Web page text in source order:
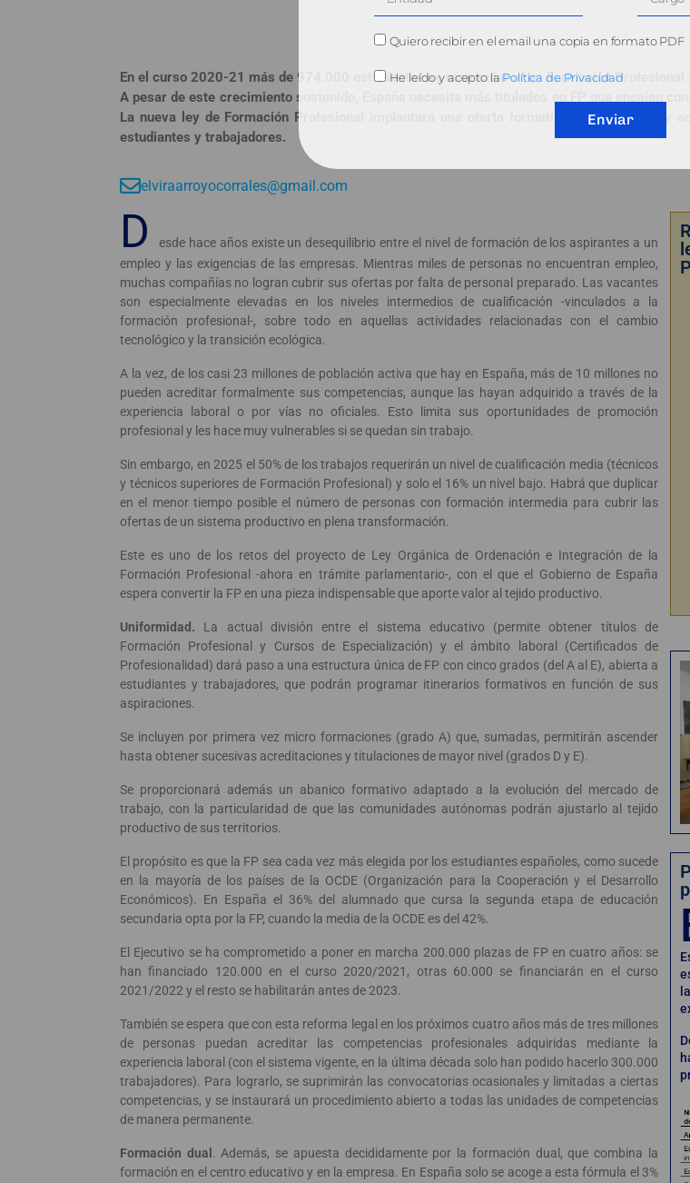
En el curso 2020-21 más de 974.000 estudiantes se matricularon en Formación Profesional
A pesar de este crecimiento sostenido, España necesita más titulados en FP que encajen
La nueva ley de Formación Profesional implantará una oferta formativa única, flexible y
estudiantes y trabajadores.
elviraarroyocorrales@gmail.com
D
esde hace años existe un desequilibrio entre el nivel de formación de los aspirantes a un
empleo y las exigencias de las empresas. Mientras miles de personas no encuentran empleo,
muchas compañías no logran cubrir sus ofertas por falta de personal preparado. Las vacantes
son especialmente elevadas en los niveles intermedios de cualificación -vinculados a la
formación profesional-, sobre todo en aquellas actividades relacionadas con el cambio
tecnológico y la transición ecológica.
A la vez, de los casi 23 millones de población activa que hay en España, más de 10 millones no
pueden acreditar formalmente sus competencias, aunque las hayan adquirido a través de la
experiencia laboral o por vías no oficiales. Esto limita sus oportunidades de promoción
profesional y les hace muy vulnerables si se quedan sin trabajo.
Sin embargo, en 2025 el 50% de los trabajos requerirán un nivel de cualificación media (técnicos
y técnicos superiores de Formación Profesional) y solo el 16% un nivel bajo. Habrá que duplicar
en el menor tiempo posible el número de personas con formación intermedia para cubrir las
ofertas de un sistema productivo en plena transformación.
Este es uno de los retos del proyecto de Ley Orgánica de Ordenación e Integración de la
Formación Profesional -ahora en trámite parlamentario-, con el que el Gobierno de España
espera convertir la FP en una pieza indispensable que aporte valor al tejido productivo.
Uniformidad. La actual división entre el sistema educativo (permite obtener títulos de
Formación Profesional y Cursos de Especialización) y el ámbito laboral (Certificados de
Profesionalidad) dará paso a una estructura única de FP con cinco grados (del A al E), abierta a
estudiantes y trabajadores, que podrán programar itinerarios formativos en función de sus
aspiraciones.
Se incluyen por primera vez micro formaciones (grado A) que, sumadas, permitirán ascender
hasta obtener sucesivas acreditaciones y titulaciones de mayor nivel (grados D y E).
Se proporcionará además un abanico formativo adaptado a la evolución del mercado de
trabajo, con la particularidad de que las comunidades autónomas podrán ajustarlo al tejido
productivo de sus territorios.
El propósito es que la FP sea cada vez más elegida por los estudiantes españoles, como sucede
en la mayoría de los países de la OCDE (Organización para la Cooperación y el Desarrollo
Económicos). En España el 36% del alumnado que cursa la segunda etapa de educación
secundaria opta por la FP, cuando la media de la OCDE es del 42%.
El Ejecutivo se ha comprometido a poner en marcha 200.000 plazas de FP en cuatro años: se
han financiado 120.000 en el curso 2020/2021, otras 60.000 se financiarán en el curso
2021/2022 y el resto se habilitarán antes de 2023.
También se espera que con esta reforma legal en los próximos cuatro años más de tres millones
de personas puedan acreditar las competencias profesionales adquiridas mediante la
experiencia laboral (con el sistema vigente, en la última década solo han podido hacerlo 300.000
trabajadores). Para lograrlo, se suprimirán las convocatorias ocasionales y limitadas a ciertas
competencias, y se instaurará un procedimiento abierto a todas las unidades de competencias
de manera permanente.
Formación dual . Además, se apuesta decididamente por la formación dual, que combina la
formación en el centro educativo y en la empresa. En España solo se acoge a esta fórmula el 3%
Quiero recibir en el email una copia en formato PDF
He leído y acepto la Política de Privacidad
Enviar